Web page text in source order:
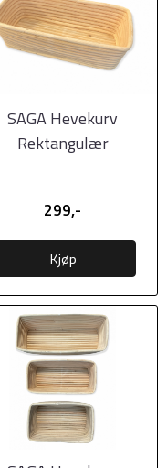
SAGA Hevekurv
Rektangulær
299,-
Kjøp